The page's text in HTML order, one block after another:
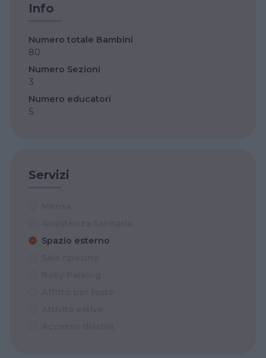
Info
Numero totale Bambini
80
Numero Sezioni
3
Numero educatori
5
Servizi
Spazio esterno